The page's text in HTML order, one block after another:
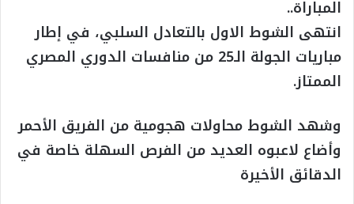
المباراة..
انتهى الشوط الاول بالتعادل السلبي، في إطار
مباريات الجولة الـ25 من منافسات الدوري المصري
الممتاز.
وشهد الشوط محاولات هجومية من الفريق الأحمر
وأضاع لاعبوه العديد من الفرص السهلة خاصة في
الدقائق الأخيرة